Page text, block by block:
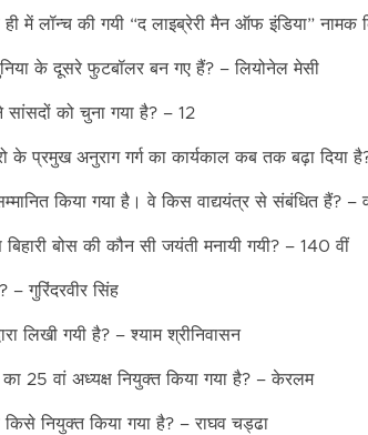
ही में लॉन्च की गयी “द लाइब्रेरी मैन ऑफ इंडिया”
के दूसरे फुटबॉलर बन गए हैं? – लियोनेल मेसी
को चुना गया है? – 12
के प्रमुख अनुराग गर्ग का कार्यकाल कब तक बढ़ा दिया
किया गया है। वे किस वाद्ययंत्र से संबंधित हैं? –
बोस की कौन सी जयंती मनायी गयी? – 140 वीं
गुरिंदरवीर सिंह
लिखी गयी है? – श्याम श्रीनिवासन
25 वां अध्यक्ष नियुक्त किया गया है? – केरलम
किसे नियुक्त किया गया है? – राघव चड्ढा